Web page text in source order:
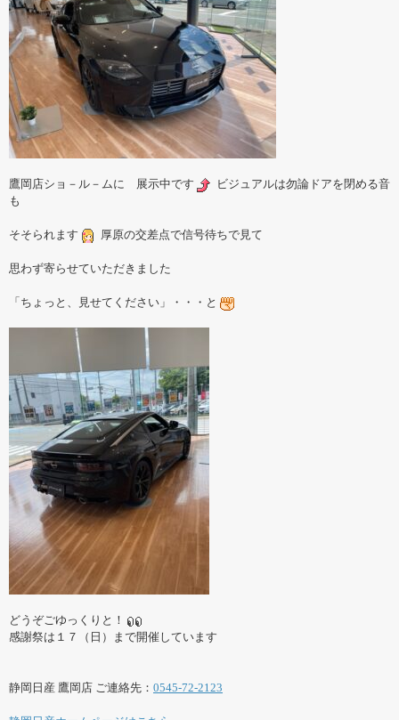
鷹岡店ショ－ル－ムに 展示中です
ビジュアルは勿論ドアを閉める音
も
そそられます 厚原の交差点で信号待ちで見て
思わず寄らせていただきました
「ちょっと、見せてください」・・・と
どうぞごゆっくりと！
感謝祭は１７（日）まで開催しています
静岡日産 鷹岡店 ご連絡先： 0545-72-2123